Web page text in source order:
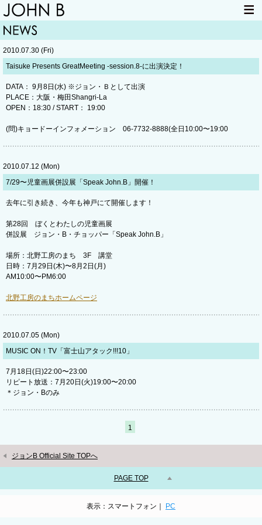
HOME
LIVE INFO
2010.07.30 (Fri)
Taisuke Presents GreatMeeting -session.8-に出演決定！
DATA： 9月8日(水) ※ジョン・Ｂとして出演
PLACE： 大阪・梅田Shangri-La
OPEN ：18:30 /START： 19:00
(問)キョードーインフォメーション 06-7732-8888(全日10:00〜19:00
2010.07.12 (Mon)
7/29〜児童画展併設展「Speak John.B」開催！
去年に引き続き、今年も神戸にて開催します！
第28回 ぼくとわたしの児童画展
併設展 ジョン・B・チョッパー「Speak John.B」
場所：北野工房のまち 3F 講堂
日時：7月29日(木)〜8月2日(月)
AM10:00〜PM6:00
北野工房のまちホームページ
2010.07.05 (Mon)
MUSIC ON！TV「富士山アタック!!!10」
7月18日(日)22:00〜23:00
リピート放送：7月20日(火)19:00〜20:00
＊ジョン・Bのみ
1
ジョンB Official Site TOPへ
PAGE TOP
表示：スマートフォン｜ PC